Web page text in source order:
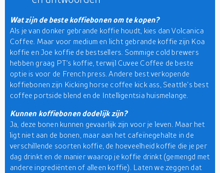
Wat zijn de beste koffiebonen om te kopen?
Als je van donker gebrande koffie houdt, kies dan Volcanica
Coffee. Maar voor medium en licht gebrande koffie zijn Koa
koffie en Joe koffie de bestsellers. Sommige cold brewers
hebben graag PT's koffie, terwijl Cuvee Coffee de beste
optie is voor de French press. Andere best verkopende
koffiebonen zijn Kicking horse coffee kick ass, Seattle's best
coffee portside blend en de Intelligentsia huismelange.
Kunnen koffiebonen dodelijk zijn?
Ja, deze bonen kunnen gevaarlijk zijn voor je leven. Maar het
ligt niet aan de bonen, maar aan het cafeïnegehalte in de
verschillende soorten koffie, de hoeveelheid koffie die je per
dag drinkt en de manier waarop je koffie drinkt (gemengd met
andere ingrediënten of alleen koffie). Laten we zeggen dat